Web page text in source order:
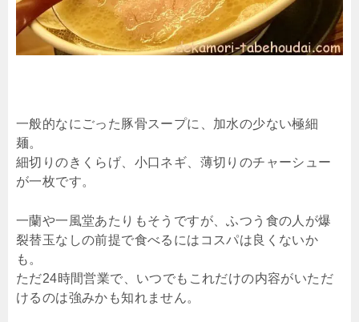
一般的なにごった豚骨スープに、加水の少ない極細
麺。
細切りのきくらげ、小口ネギ、薄切りのチャーシュー
が一枚です。
一蘭や一風堂あたりもそうですが、ふつう食の人が爆
裂替玉なしの前提で食べるにはコスパは良くないか
も。
ただ24時間営業で、いつでもこれだけの内容がいただ
けるのは強みかも知れません。